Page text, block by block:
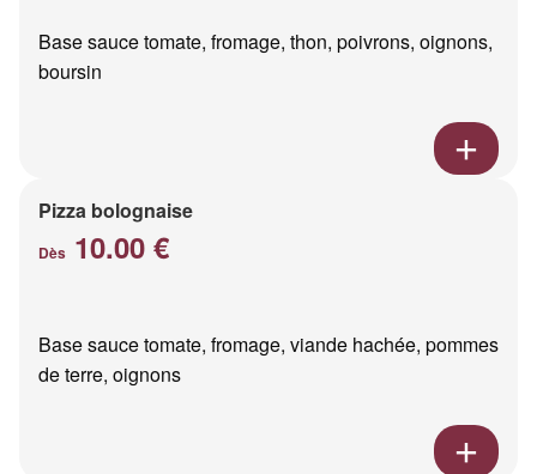
Base sauce tomate, fromage, thon, poivrons, oignons,
boursin
Pizza bolognaise
Dès 10.00 €
Base sauce tomate, fromage, viande hachée, pommes
de terre, oignons